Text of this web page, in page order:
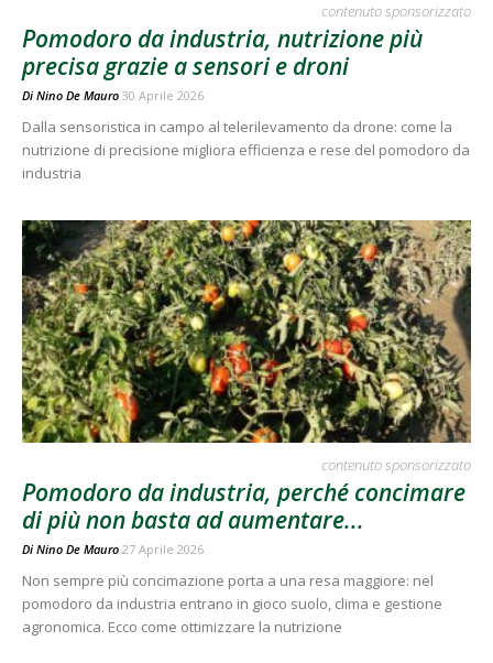
contenuto sponsorizzato
Pomodoro da industria, nutrizione più
precisa grazie a sensori e droni
Di Nino De Mauro 30 Aprile 2026
Dalla sensoristica in campo al telerilevamento da drone: come la
nutrizione di precisione migliora efficienza e rese del pomodoro da
industria
contenuto sponsorizzato
Pomodoro da industria, perché concimare
di più non basta ad aumentare...
Di Nino De Mauro 27 Aprile 2026
Non sempre più concimazione porta a una resa maggiore: nel
pomodoro da industria entrano in gioco suolo, clima e gestione
agronomica. Ecco come ottimizzare la nutrizione